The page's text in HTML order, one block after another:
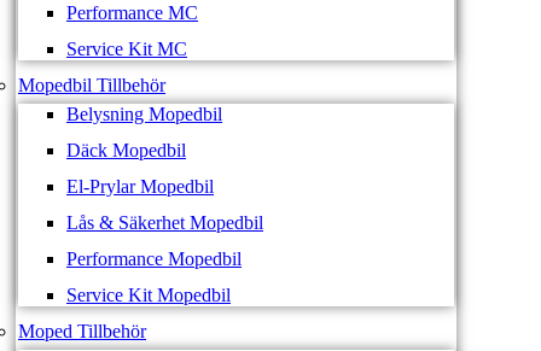
Performance MC
Service Kit MC
Mopedbil Tillbehör
Belysning Mopedbil
Däck Mopedbil
El-Prylar Mopedbil
Lås & Säkerhet Mopedbil
Performance Mopedbil
Service Kit Mopedbil
Moped Tillbehör